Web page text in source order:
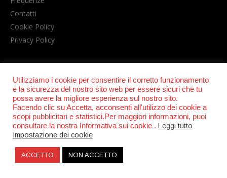
© POWER RADIO srl | C.F. e P.IVA 06157210631
Contatti
Cookie Policy
Privacy Policy
Utilizziamo i cookie per consentire il corretto funzionamento
e la sicurezza del nostro sito web per essere sicuri che tu
possa avere la migliore esperienza sul nostro sito.
Facendo clic su Accetta, acconsenti all'utilizzo dei cookie a
scopi pubblicitari e statistici.Per maggiori informazioni, puoi
consultare la nostra Informativa sui cookie . Leggi tutto
Impostazione dei cookie
ACCETTO NON ACCETTO